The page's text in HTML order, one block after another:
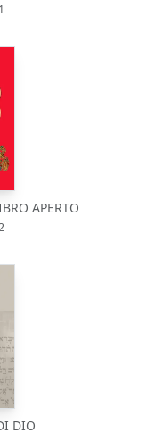
APERTO
DIO